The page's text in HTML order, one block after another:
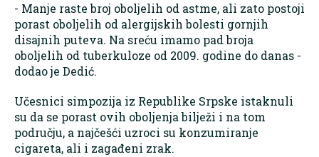
- Manje raste broj oboljelih od astme, ali zato postoji
porast oboljelih od alergijskih bolesti gornjih
disajnih puteva. Na sreću imamo pad broja
oboljelih od tuberkuloze od 2009. godine do danas -
dodao je Dedić.
Učesnici simpozija iz Republike Srpske istaknuli
su da se porast ovih oboljenja bilježi i na tom
području, a najčešći uzroci su konzumiranje
cigareta, ali i zagađeni zrak.